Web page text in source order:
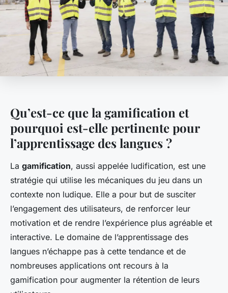
Qu’est-ce que la gamification et
pourquoi est-elle pertinente pour
l’apprentissage des langues ?
La gamification, aussi appelée ludification, est une
stratégie qui utilise les mécaniques du jeu dans un
contexte non ludique. Elle a pour but de susciter
l’engagement des utilisateurs, de renforcer leur
motivation et de rendre l’expérience plus agréable et
interactive. Le domaine de l’apprentissage des
langues n’échappe pas à cette tendance et de
nombreuses applications ont recours à la
gamification pour augmenter la rétention de leurs